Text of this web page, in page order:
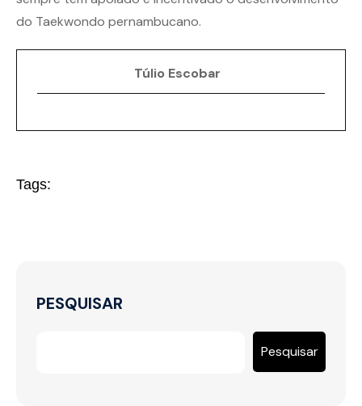
do Taekwondo pernambucano.
Túlio Escobar
Tags:
PESQUISAR
Pesquisar